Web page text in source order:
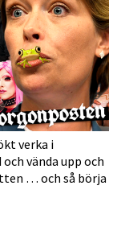
verka i
vända upp och
… och så börja